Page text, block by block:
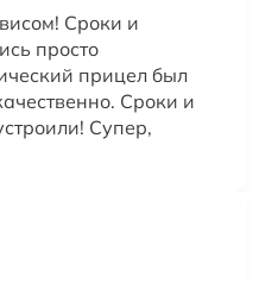
Сроки и
просто
прицел был
Сроки и
Супер,